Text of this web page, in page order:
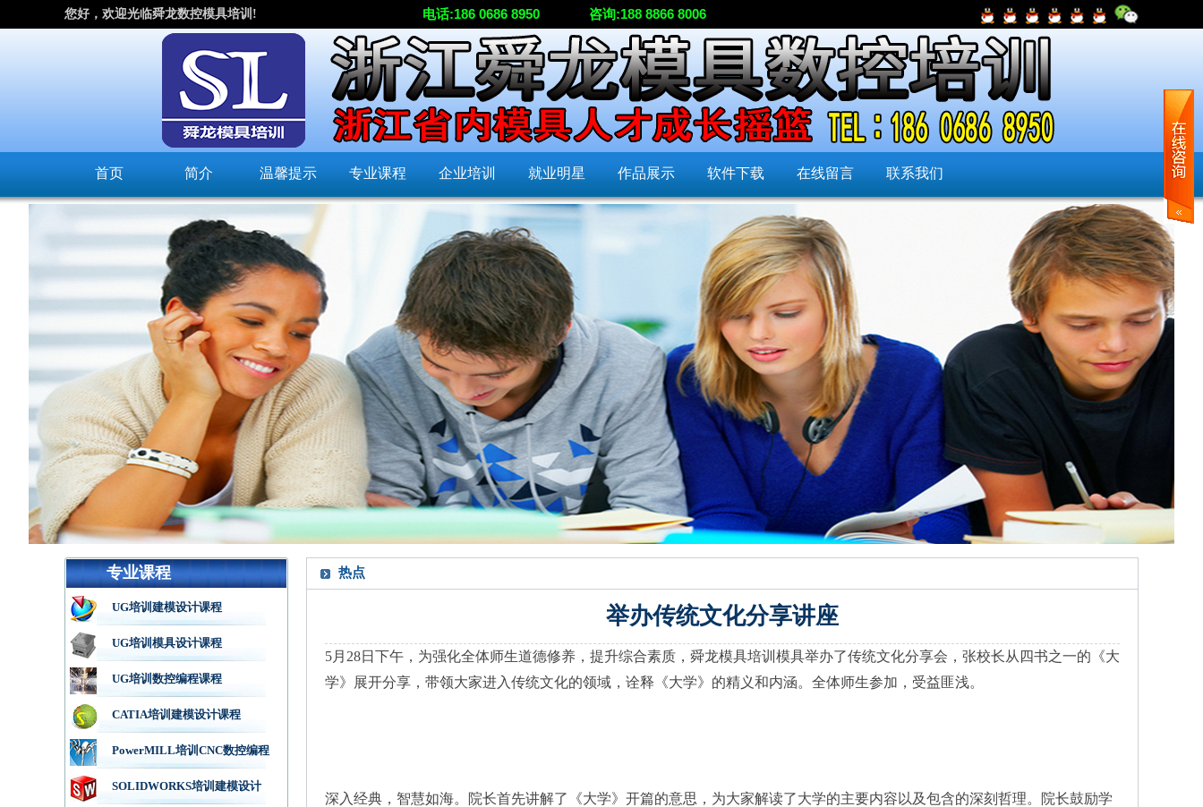
您好，欢迎光临舜龙数控模具培训! 电话:186 0686 8950 咨询:188 8866 8006
首页 简介 温馨提示 专业课程 企业培训 就业明星 作品展示 软件下载 在线留言 联系我们
专业课程
UG培训建模设计课程
UG培训模具设计课程
UG培训数控编程课程
CATIA培训建模设计课程
PowerMILL培训CNC数控编程
SOLIDWORKS培训建模设计
热点
举办传统文化分享讲座
5月28日下午，为强化全体师生道德修养，提升综合素质，舜龙模具培训模具举办了传统文化分享会，张校长从四书之一的《大
学》展开分享，带领大家进入传统文化的领域，诠释《大学》的精义和内涵。全体师生参加，受益匪浅。
深入经典，智慧如海。院长首先讲解了《大学》开篇的意思，为大家解读了大学的主要内容以及包含的深刻哲理。院长鼓励学